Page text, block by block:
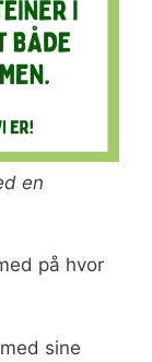
en
på hvor
sine